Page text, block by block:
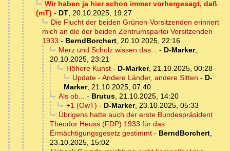
Wir haben ja hier schon immer vorhergesagt, daß
(mT) - DT, 20.10.2025, 19:27
Die Flucht der beiden Grünen-Vorsitzenden erinnert
mich an die der beiden Zentrumspartei Vorsitzenden
1933 - BerndBorchert, 20.10.2025, 22:16
Merz und Scholz wissen das... - D-Marker,
20.10.2025, 23:21
Höhere Kunst- D-Marker, 21.10.2025, 00:28
Update - Andere Länder, andere Sitten - D-
Marker, 21.10.2025, 07:40
Als ob... - Brutus, 21.10.2025, 14:20
+1 (OwT) - D-Marker, 23.10.2025, 05:33
Übrigens hatte auch der erste Bundespräsident
Theodor Heuss (FDP) 1933 für das
Ermächtigungsgesetz gestimmt - BerndBorchert,
23.10.2025, 15:02